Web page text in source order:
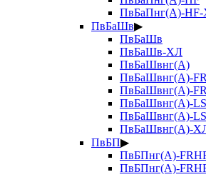
ПвБаПнг(А)-
ПвБаШв▶
ПвБаШв
ПвБаШв-ХЛ
ПвБаШвнг(А)
ПвБаШвнг(А)-
ПвБаШвнг(А)-
ПвБаШвнг(А)-LS
ПвБаШвнг(А)-
ПвБаШвнг(А)-
ПвБП▶
ПвБПнг(А)-
ПвБПнг(А)-